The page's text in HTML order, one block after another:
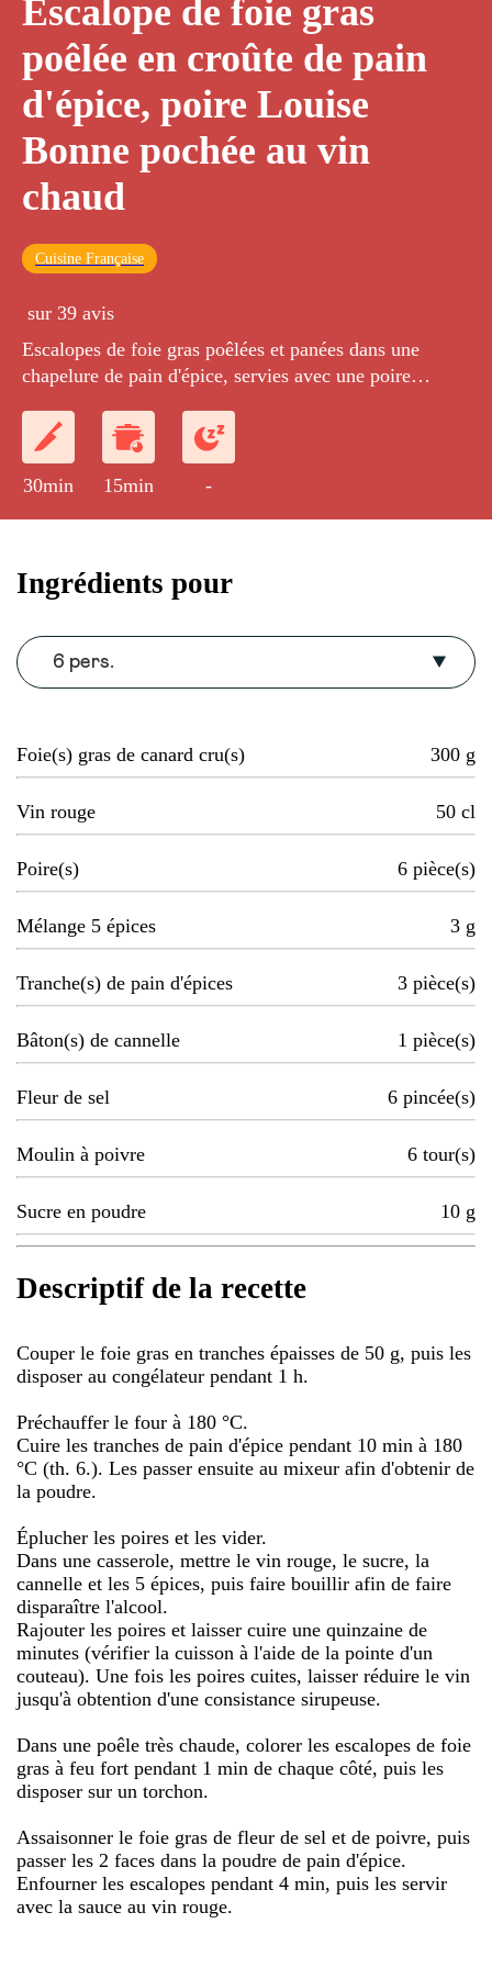
Escalope de foie gras
poêlée en croûte de pain
d'épice, poire Louise
Bonne pochée au vin
chaud
Cuisine Française
sur 39 avis
Escalopes de foie gras poêlées et panées dans une
chapelure de pain d'épice, servies avec une poire
30min 15min -
Ingrédients pour
6 pers.
Foie(s) gras de canard cru(s) 300 g
Vin rouge 50 cl
Poire(s) 6 pièce(s)
Mélange 5 épices 3 g
Tranche(s) de pain d'épices 3 pièce(s)
Bâton(s) de cannelle 1 pièce(s)
Fleur de sel 6 pincée(s)
Moulin à poivre 6 tour(s)
Sucre en poudre 10 g
Descriptif de la recette
Couper le foie gras en tranches épaisses de 50 g, puis les
disposer au congélateur pendant 1 h.
Préchauffer le four à 180 °C.
Cuire les tranches de pain d'épice pendant 10 min à 180
°C (th. 6.). Les passer ensuite au mixeur afin d'obtenir de
la poudre.
Éplucher les poires et les vider.
Dans une casserole, mettre le vin rouge, le sucre, la
cannelle et les 5 épices, puis faire bouillir afin de faire
disparaître l'alcool.
Rajouter les poires et laisser cuire une quinzaine de
minutes (vérifier la cuisson à l'aide de la pointe d'un
couteau). Une fois les poires cuites, laisser réduire le vin
jusqu'à obtention d'une consistance sirupeuse.
Dans une poêle très chaude, colorer les escalopes de foie
gras à feu fort pendant 1 min de chaque côté, puis les
disposer sur un torchon.
Assaisonner le foie gras de fleur de sel et de poivre, puis
passer les 2 faces dans la poudre de pain d'épice.
Enfourner les escalopes pendant 4 min, puis les servir
avec la sauce au vin rouge.